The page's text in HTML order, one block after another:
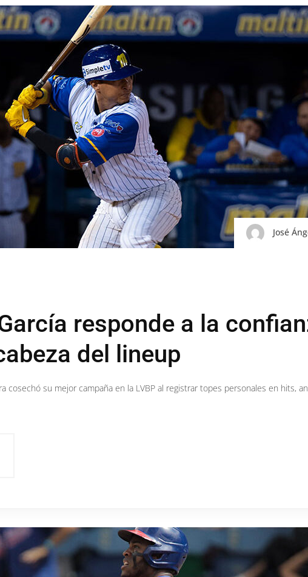
José
responde a la
del lineup
cosechó su mejor campaña en la LVBP al registrar topes personales en hits,